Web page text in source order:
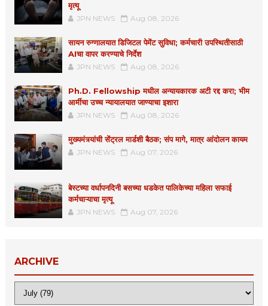
मृत्यू
JPN NEWS Aug 08, 2026
सायन रुग्णालयात डिजिटल पेमेंट सुविधा; कर्मचारी उपस्थितीसाठी
AIचा वापर करण्याचे निर्देश
JPN NEWS Aug 08, 2026
Ph.D. Fellowship मधील अन्यायकारक अटी रद्द करा; भीम
आर्मीचा उच्च न्यायालयात जाण्याचा इशारा
JPN NEWS Aug 08, 2026
मुख्यमंत्र्यांची सेंट्रल मार्डशी बैठक; संप मागे, मात्र आंदोलन कायम
JPN NEWS Aug 07, 2026
बेस्टच्या वर्धापनदिनी बसच्या धडकेत पालिकेच्या महिला सफाई
कर्मचाऱ्याचा मृत्यू
JPN NEWS Aug 07, 2026
ARCHIVE